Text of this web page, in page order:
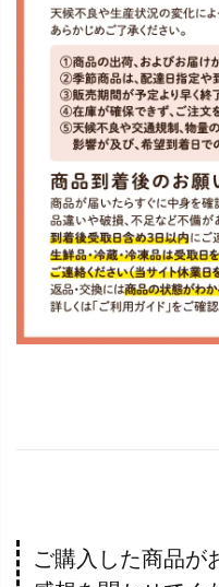
ご購入した商品が